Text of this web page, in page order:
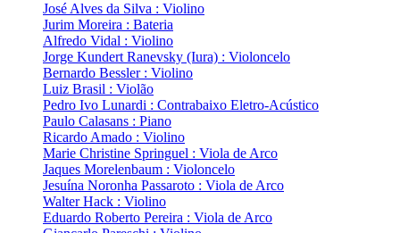
José Alves da Silva : Violino
Jurim Moreira : Bateria
Alfredo Vidal : Violino
Jorge Kundert Ranevsky (Iura) : Violoncelo
Bernardo Bessler : Violino
Luiz Brasil : Violão
Pedro Ivo Lunardi : Contrabaixo Eletro-Acústico
Paulo Calasans : Piano
Ricardo Amado : Violino
Marie Christine Springuel : Viola de Arco
Jaques Morelenbaum : Violoncelo
Jesuína Noronha Passaroto : Viola de Arco
Walter Hack : Violino
Eduardo Roberto Pereira : Viola de Arco